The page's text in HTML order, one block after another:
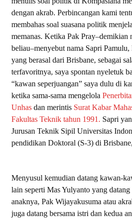
dengan akrab. Perbincangan kami
membahas soal suasana politik
memanas. Ketika Pak Pray–demikian
beliau–menyebut nama Sapri
yang berasal dari Brisbane, sebagai
terfavoritnya, saya spontan nyeletuk
“kawan seperjuangan” saya dulu di
ketika sama-sama mengelola
Unhasdan merintis Surat Kabar
Fakultas Teknik tahun 1991. Sapri
Jurusan Teknik Sipil Universitas
pendidikan Doktoral (S-3) di
Menyusul kemudian datang kawan-
lain seperti Mas Yulyanto yang datang
anaknya, Pak Wijayakusuma atau
juga datang bersama istri dan kedua